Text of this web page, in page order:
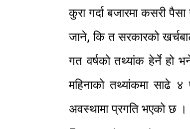
कुरा गर्दा बजारमा कसरी
जाने, कि त सरकारको
गत वर्षको तथ्यांक हेर्ने हो
महिनाको तथ्यांकमा साढे
अवस्थामा प्रगति भएको छ